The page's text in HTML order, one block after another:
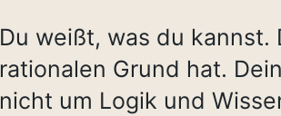
Du weißt, was du
rationalen Grund hat.
nicht um Logik und